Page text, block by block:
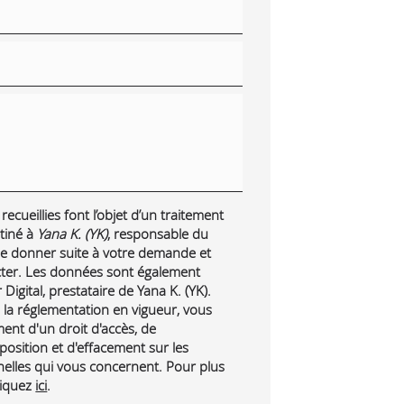
font l’objet d’un traitement
à Yana K. (YK), responsable du
donner suite à votre demande et
Les données sont également
prestataire de Yana K. (YK).
réglementation en vigueur, vous
d'un droit d'accès, de
et d'effacement sur les
qui vous concernent. Pour plus
ici.